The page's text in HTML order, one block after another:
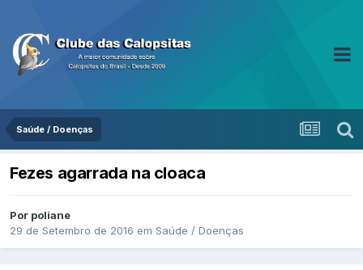
Saúde / Doenças
Fezes agarrada na cloaca
Por poliane
29 de Setembro de 2016 em Saúde / Doenças